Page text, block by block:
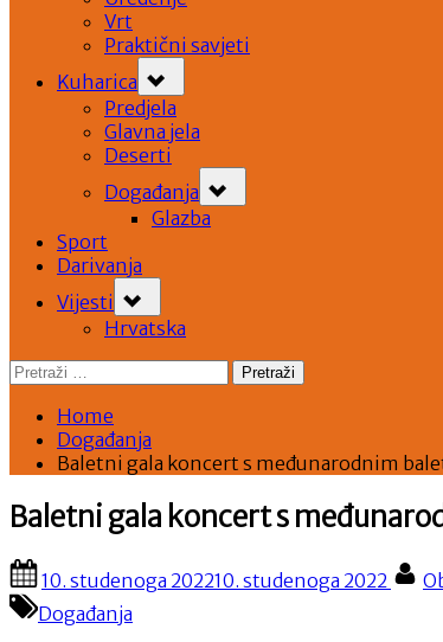
Vrt
Praktični savjeti
Kuharica
sub-
menu
Predjela
Glavna jela
Deserti
Događanja
sub-
menu
Glazba
Sport
Darivanja
Vijesti
sub-
menu
Hrvatska
Pretraži:
Home
Događanja
Baletni gala koncert s međunarodnim
Baletni gala koncert s
Posted
on
10. studenoga 202210. studenoga 2022 By
Događanja